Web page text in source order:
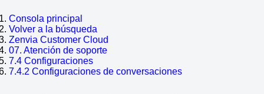
Consola principal
Volver a la búsqueda
Zenvia Customer Cloud
07. Atención de soporte
7.4 Configuraciones
7.4.2 Configuraciones de conversaciones